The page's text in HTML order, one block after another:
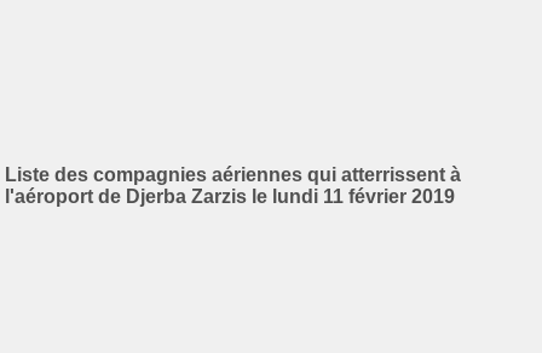
Liste des compagnies aériennes qui atterrissent à
l'aéroport de Djerba Zarzis le lundi 11 février 2019